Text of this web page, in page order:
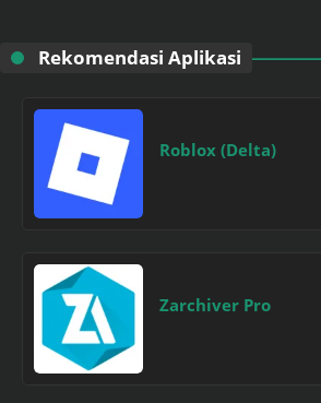
Rekomendasi Aplikasi
Roblox (Delta)
Zarchiver Pro